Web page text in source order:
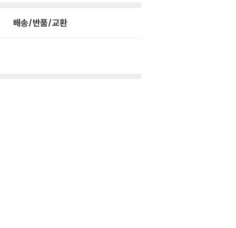
배송/반품/교환